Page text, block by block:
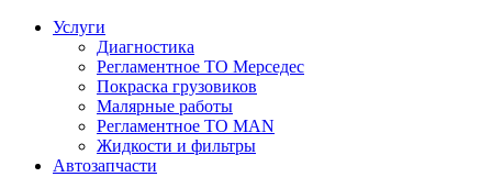
Услуги
Диагностика
Регламентное ТО Мерседес
Покраска грузовиков
Малярные работы
Регламентное ТО MAN
Жидкости и фильтры
Автозапчасти